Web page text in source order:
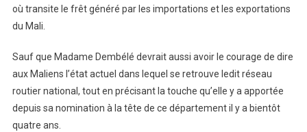
où transite le frêt généré par les importations et les exportations
du Mali.
Sauf que Madame Dembélé devrait aussi avoir le courage de dire
aux Maliens l’état actuel dans lequel se retrouve ledit réseau
routier national, tout en précisant la touche qu’elle y a apportée
depuis sa nomination à la tête de ce département il y a bientôt
quatre ans.